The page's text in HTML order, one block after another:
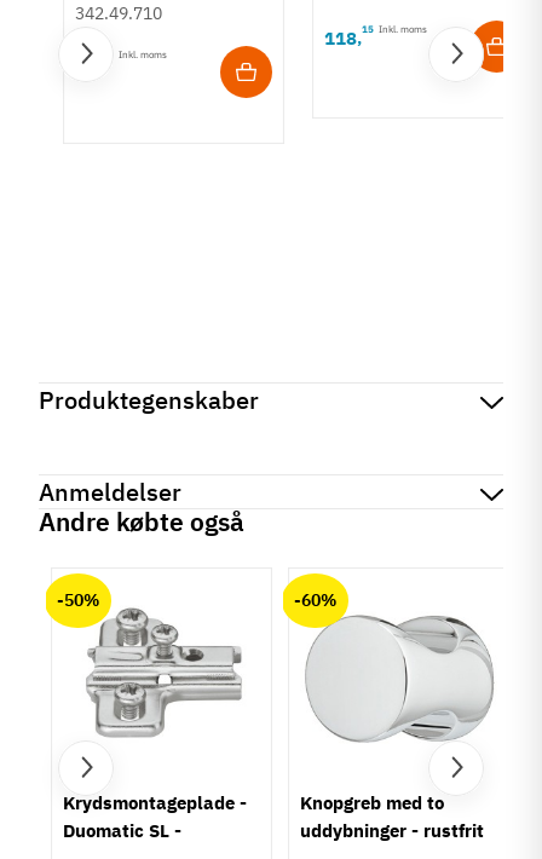
95º - til
342.49.710
11 Inkl. moms
118,15 Inkl. moms
Produktegenskaber
På lager4 Varer
Produktinformation
Farve
Forniklet
Montering
Påskruning
Borehul
Ø35 mm
Åbningsvinkel
Anvendelse
Anmeldelser
Andre købte også
-50%
Krydsmontageplade -
Duomatic SL -
-60%
Knopgreb med to
uddybninger - rustfrit